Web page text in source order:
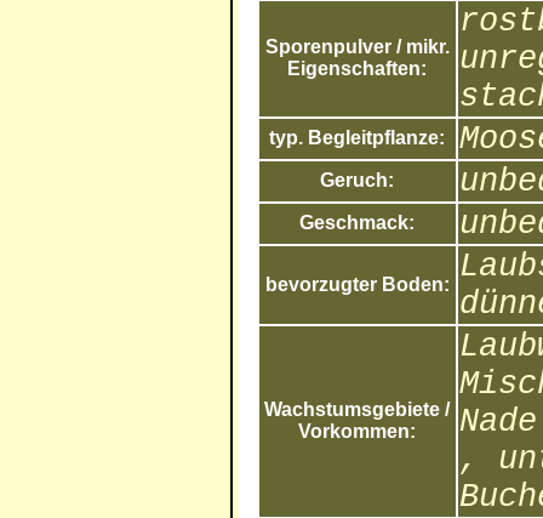
Sporenpulver / mikr.
Eigenschaften:
typ. Begleitpflanze:
Geruch:
Geschmack:
bevorzugter Boden:
Wachstumsgebiete /
Vorkommen:
,